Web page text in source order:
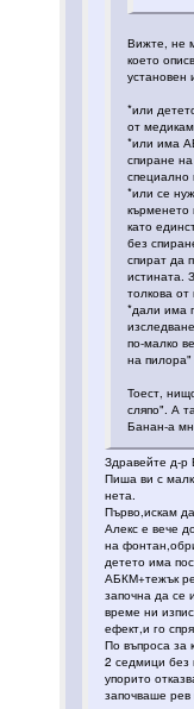
Вижте, не
което
установен
*или
от
*или има
спиране
*или се
кърменето
като
без
спират да
истината.
толкова от
*дали има
по-малко
на пилора"
Тоест,
сляпо". А
Банан-а
Здравейте д-р
Пиша ви с
нета.
Първо,искам
Алекс е вече
на
детето има
АБКМ+тежък
започна да се
време ни
ефект,и го
По въпроса за
2 седмици без
упорито
започваше